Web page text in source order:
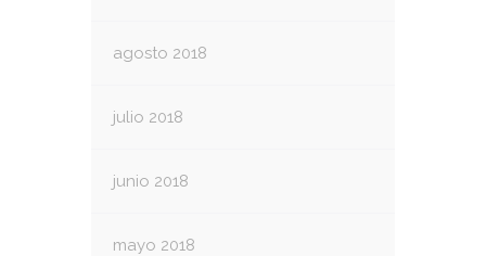
agosto 2018
julio 2018
junio 2018
mayo 2018